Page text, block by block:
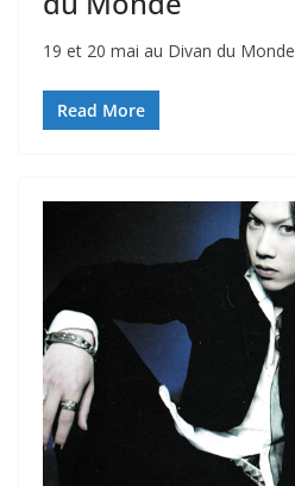
19 et 20 mai au Divan du Monde
Read More